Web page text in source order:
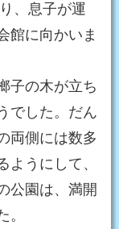
、息子が運
館に向かいま
子の木が立ち
でした。だん
両側には数多
ようにして、
公園は、満開
。